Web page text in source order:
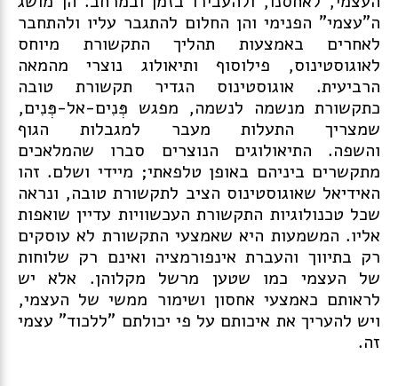
ה"עצמי" הפנימי והן החלום להתגבר עליו ולהתחבר
לאחרים באמצעות תהליך התקשורת מיוחס
לאוגוסטינוס, פילוסוף ותיאולוג נוצרי מהמאה
הרביעית. אוגוסטינוס הגדיר תקשורת טובה
כתקשורת מנשמה לנשמה, מפגש פְּנִים-אל-פְּנִים,
שמצריך התעלות מעבר למגבלות הגוף
והשפה. התיאולוגים הנוצרים סברו שהמלאכים
מתקשרים ביניהם באופן טלפאתי; מיידי ושלם. זהו
האידיאל שאוגוסטינוס הציב לתקשורת טובה, ונראה
שכל טכנולוגיות התקשורת העכשוויות עדיין שואפות
אליו. המשמעות היא שאמצעי התקשורת לא עוסקים
רק בתיווך והעברת אינפורמציה ואינם רק שלוחות
של העצמי כמו שטען מרשל מקלוהן. אלא יש
לראותם כאמצעי אחסון ושימור ממשי של העצמי,
ויש להעריך את איכותם על פי יכולתם "ללכוד" עצמי
זה.